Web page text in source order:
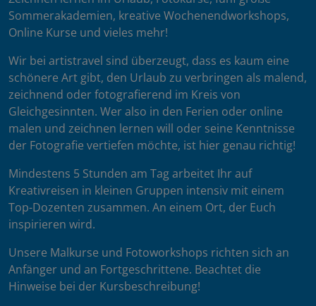
Sommerakademien, kreative Wochenendworkshops,
Online Kurse und vieles mehr!
Wir bei artistravel sind überzeugt, dass es kaum eine
schönere Art gibt, den Urlaub zu verbringen als malend,
zeichnend oder fotografierend im Kreis von
Gleichgesinnten. Wer also in den Ferien oder online
malen und zeichnen lernen will oder seine Kenntnisse
der Fotografie vertiefen möchte, ist hier genau richtig!
Mindestens 5 Stunden am Tag arbeitet Ihr auf
Kreativreisen in kleinen Gruppen intensiv mit einem
Top-Dozenten zusammen. An einem Ort, der Euch
inspirieren wird.
Unsere Malkurse und Fotoworkshops richten sich an
Anfänger und an Fortgeschrittene. Beachtet die
Hinweise bei der Kursbeschreibung!